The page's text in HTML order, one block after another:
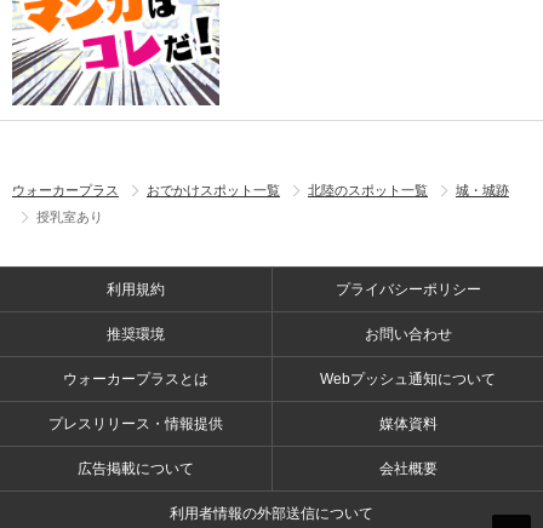
ウォーカープラス おでかけスポット一覧 北陸のスポット一覧
城・城跡
授乳室あり
利用規約 プライバシーポリシー
推奨環境 お問い合わせ
ウォーカープラスとは Webプッシュ通知について
プレスリリース・情報提供 媒体資料
広告掲載について 会社概要
利用者情報の外部送信について